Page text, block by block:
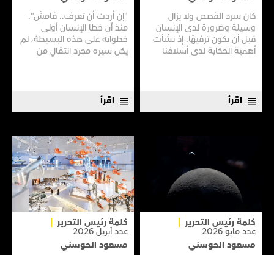
كان سرد القصص ولا يزال
وسيلة وضرورة لدى الإنسان
قبل أن يكون ترفيهًا. إذ نشأت
أهمية الحكاية لدى أسلافنا
مفترسة هنا أو هناك.
اقرأ
"إن أردت أن تعرف.. فامشِ".
منذ أن خطا الإنسان أولى
خطواته على هذه البسيطة، لم
يكن سيره مجرد انتقالٍ من
الفضول واكتشاف المجهول.
اقرأ
كلمة رئيس التحرير
عدد مايو 2026
مسعود الحوسني
كلمة رئيس التحرير
عدد أبريل 2026
مسعود الحوسني